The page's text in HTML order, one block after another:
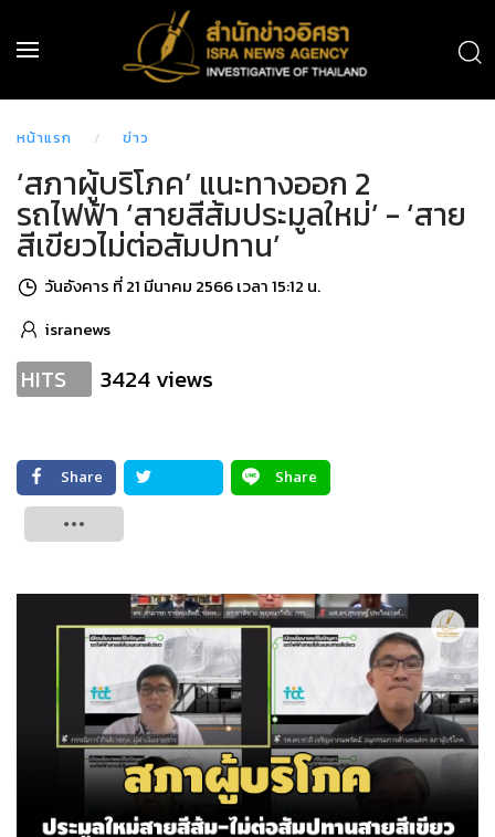
หน้าแรก ข่าว
‘สภาผู้บริโภค’ แนะทางออก 2
รถไฟฟ้า ‘สายสีส้มประมูลใหม่’ - ‘สาย
สีเขียวไม่ต่อสัมปทาน’
วันอังคาร ที่ 21 มีนาคม 2566 เวลา 15:12 น.
isranews
HITS 3424 views
Share
Share